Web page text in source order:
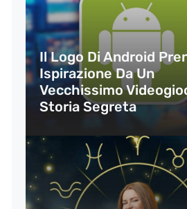
Il Logo Di Android
Ispirazione Da Un
Vecchissimo
Storia Segreta